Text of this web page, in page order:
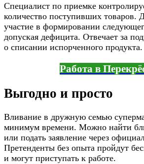
Специалист по приемке
количество поступивших товаров.
участие в формировании
допуская дефицита. Отвечает за
о списании испорченного продукта.
Работа в
Выгодно и просто
Вливание в дружную семью
минимум времени. Можно найти
или подать заявление через
Претенденты без опыта пройдут
и могут приступать к работе.